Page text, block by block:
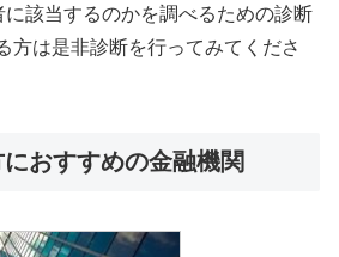
該当するのかを調べるための診断
方は是非診断を行ってみてくださ
おすすめの金融機関